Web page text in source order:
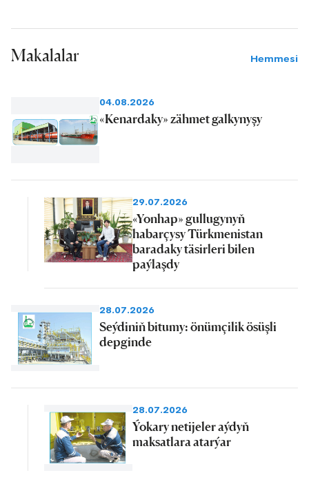
Makalalar Hemmesi
04.08.2026
«Kenardaky» zähmet galkynyşy
29.07.2026
«Yonhap» gullugynyň
habarçysy Türkmenistan
baradaky täsirleri bilen
paýlaşdy
28.07.2026
Seýdiniň bitumy: önümçilik ösüşli
depginde
28.07.2026
Ýokary netijeler aýdyň
maksatlara atarýar